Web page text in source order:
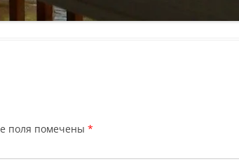
поля помечены *